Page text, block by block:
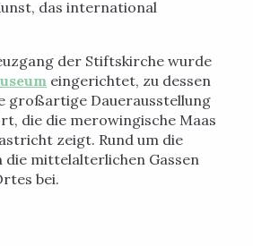
das international
der Stiftskirche wurde
eingerichtet, zu dessen
großartige Dauerausstellung
die die merowingische Maas
zeigt. Rund um die
mittelalterlichen Gassen
bei.